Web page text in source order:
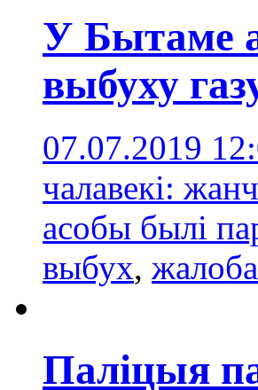
У Бытаме
выбуху
07.07.2019
чалавекі:
асобы былі
выбух, жалобa
Паліцыя